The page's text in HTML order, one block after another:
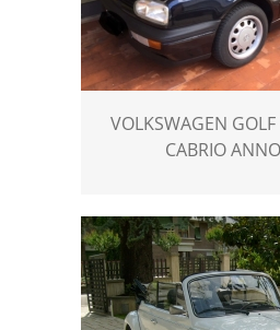
VOLKSWAGEN
CABRIO